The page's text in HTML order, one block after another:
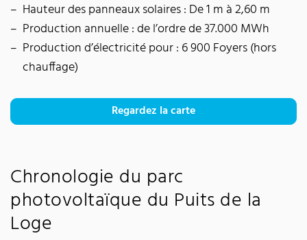
Hauteur des panneaux solaires : De 1 m à 2,60 m
Production annuelle : de l’ordre de 37.000 MWh
Production d’électricité pour : 6 900 Foyers (hors
chauffage)
Regardez la carte
Chronologie du parc
photovoltaïque du Puits de la
Loge